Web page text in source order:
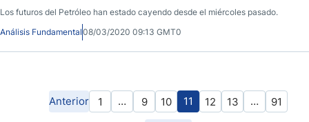
Los futuros del Petróleo han estado cayendo desde el miércoles pasado.
Análisis Fundamental08/03/2020 09:13 GMT0
Anterior 1 … 9 10 11 12 13 … 91